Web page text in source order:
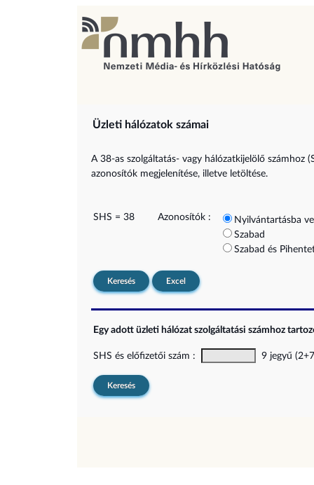
Üzleti hálózatok számai
A 38-as szolgáltatás- vagy hálózatkijelölő számhoz
azonosítók megjelenítése, illetve letöltése.
SHS = 38 Azonosítók :
Nyilvántartásba
Szabad
Szabad és
Keresés Excel
Egy adott üzleti hálózat szolgáltatási számhoz
SHS és előfizetői szám : 9 jegyű
Keresés